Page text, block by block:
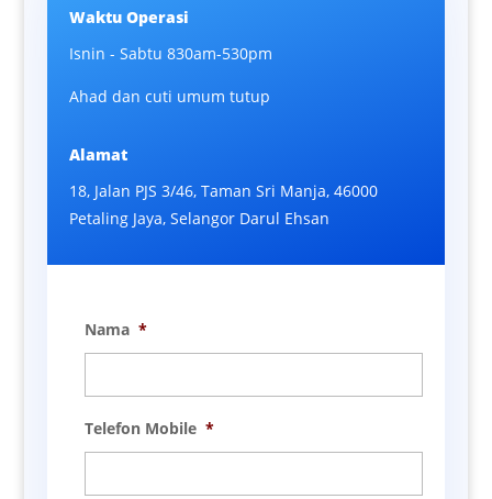
Waktu Operasi
Isnin - Sabtu 830am-530pm
Ahad dan cuti umum tutup
Alamat
18, Jalan PJS 3/46, Taman Sri Manja, 46000
Petaling Jaya, Selangor Darul Ehsan
Nama *
Telefon Mobile *